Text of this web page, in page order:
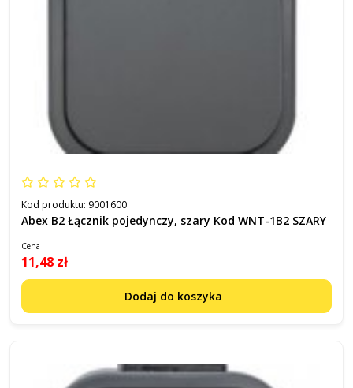
Kod produktu: 9001600
Abex B2 Łącznik pojedynczy, szary Kod WNT-1B2 SZARY
Cena
11,48 zł
Dodaj do koszyka